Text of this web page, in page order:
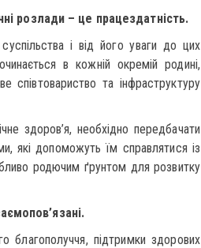
розлади – це працездатність.
і від його уваги до цих
в кожній окремій родині,
та інфраструктуру
здоров’я, необхідно передбачати
які допоможуть їм справлятися із
родючим ґрунтом для розвитку
благополуччя, підтримки здорових